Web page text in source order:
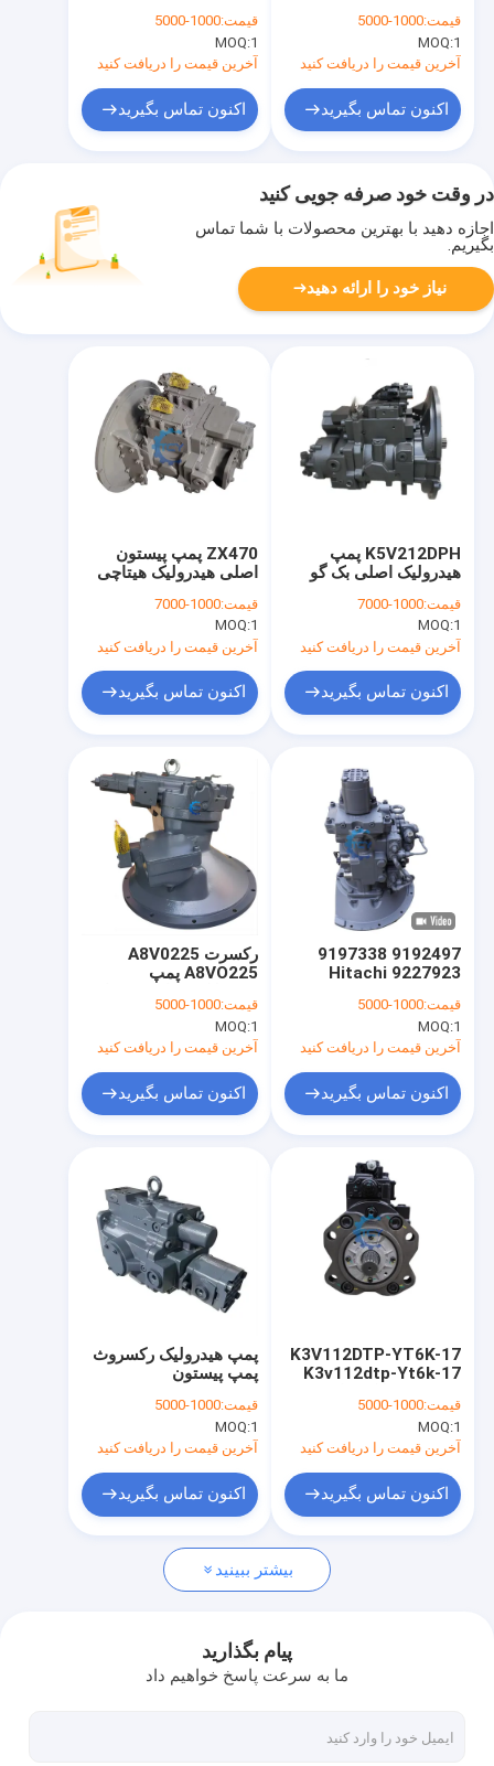
محصولات
فیلم های
دربارهی ما
تماس با ما
جعبه گیربکس کاهش حرکت حفاری
قطعات درایو نهایی بیل مکانیکی
هیدرولیک SY335 SY365
قیمت:1000-5000
MOQ:1
آخرین قیمت را دریافت کنید
اکنون تماس بگیرید
مورد CX330 CX350
قیمت:1000-5000
MOQ:1
آخرین قیمت را دریافت کنید
اکنون تماس بگیرید
در وقت خود صرفه جویی کنید
اجازه دهید با بهترین محصولات با شما تماس
بگیریم.
نیاز خود را ارائه دهید
ZX470 پمپ پیستون
اصلی هیدرولیک هیتاچی
K5V200DPH
قیمت:1000-7000
MOQ:1
آخرین قیمت را دریافت کنید
اکنون تماس بگیرید
K5V212DPH پمپ
هیدرولیک اصلی بک گو
60355586
Ls10v00021f1
قیمت:1000-7000
MOQ:1
آخرین قیمت را دریافت کنید
اکنون تماس بگیرید
رکسرت A8V0225
A8VO225 پمپ
4000914-00269
250201-01812A
قیمت:1000-5000
MOQ:1
آخرین قیمت را دریافت کنید
اکنون تماس بگیرید
9192497 9197338
9227923 Hitachi
هیدرولیک اصلی
HPK055AT-18A
HPK055AT-23A
قیمت:1000-5000
MOQ:1
آخرین قیمت را دریافت کنید
اکنون تماس بگیرید
پمپ هیدرولیک رکسروث
پمپ پیستون
قیمت:1000-5000
MOQ:1
آخرین قیمت را دریافت کنید
اکنون تماس بگیرید
K3V112DTP-YT6K-17
K3v112dtp-Yt6k-17
Kobelco Sk200-8
قیمت:1000-5000
MOQ:1
آخرین قیمت را دریافت کنید
اکنون تماس بگیرید
بیشتر ببینید
پیام بگذارید
ما به سرعت پاسخ خواهیم داد